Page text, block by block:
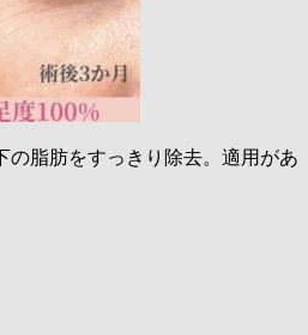
の脂肪をすっきり除去。適用があ